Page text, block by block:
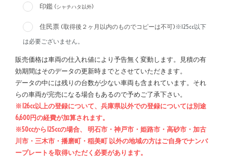
印鑑 (シャチハタ以外)
住民票 (取得後２ヶ月以内のものでコピーは不可)※125cc以下
は必要ございません。
販売価格は車両の仕入れ値により予告無く変動します。見積の有
効期間はそのデータの更新時までとさせていただきます。
データの中には残りの台数が少ない車両も含まれています。それ
らの車両が完売になる場合もあるので予めご了承下さい。
※126cc以上の登録について、兵庫県以外での登録については別途
6,600円の経費が加算されます。
※50ccから125ccの場合、 明石市・神戸市・姫路市・高砂市・加古
川市・三木市・播磨町・稲美町 以外の地域の方はご自身でナンバ
ープレートを取得いただく必要があります。